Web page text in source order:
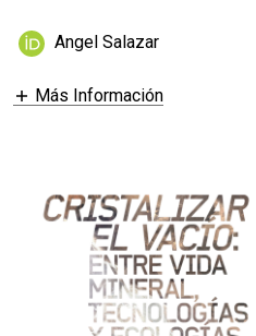
Angel Salazar
Más Información